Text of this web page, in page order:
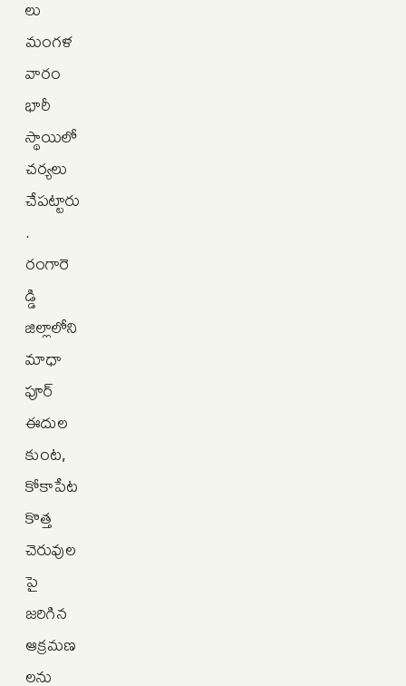
లు
మంగళ
వారం
భారీ
స్థాయిలో
చర్యలు
చేపట్టారు
.
రంగారె
డ్డి
జిల్లాలోని
మాధా
పూర్‌
ఈదుల
కుంట,
కోకాపేట
కొత్త
చెరువుల
పై
జరిగిన
ఆక్రమణ
లను